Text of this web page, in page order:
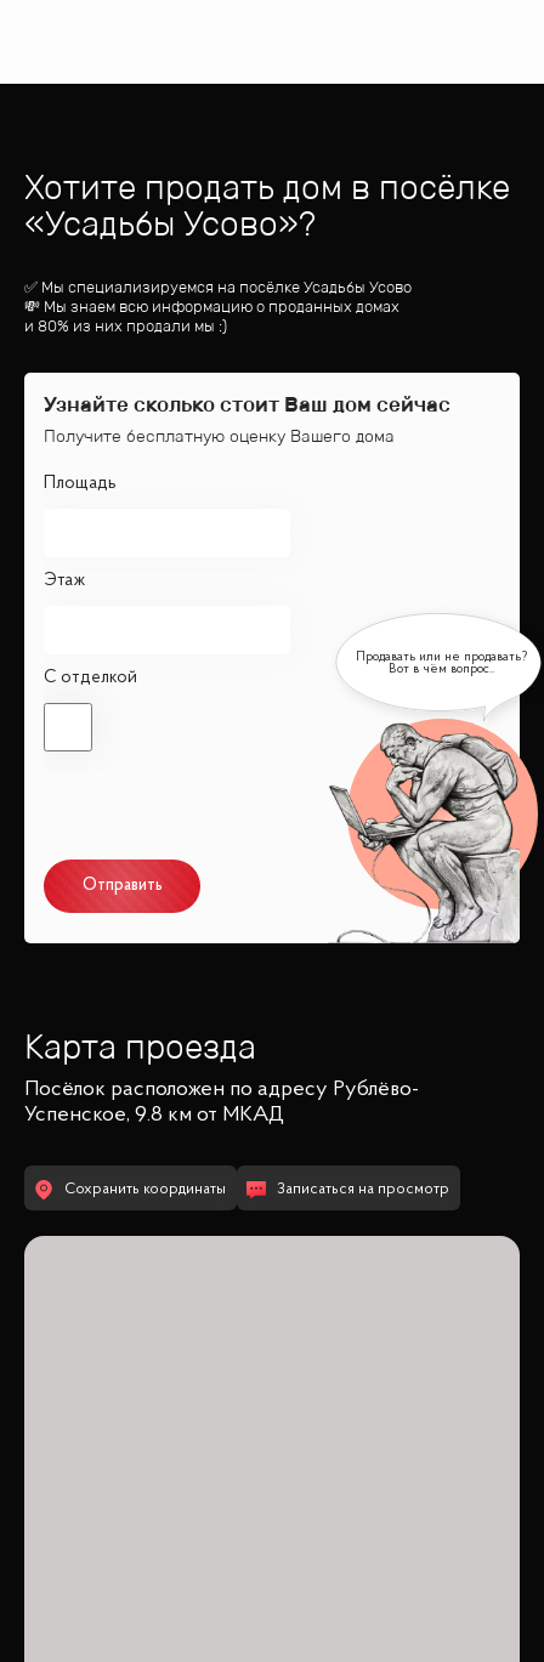
Хотите продать дом в посёлке
«Усадьбы Усово»?
✅ Мы специализируемся на посёлкеУсадьбы Усово
💸 Мы знаем всю информацию о проданных домах
и 80% из них продали мы :)
Узнайте сколько стоит Ваш дом сейчас
Получите бесплатную оценку Вашего дома
Площадь
Этаж
С отделкой
Отправить
Карта проезда
Посёлок расположен по адресу Рублёво-
Успенское, 9.8 км от МКАД
Сохранить координаты Записаться на просмотр